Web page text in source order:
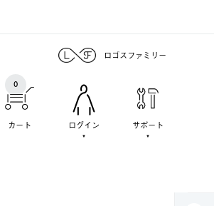
ロゴスファミリー
カート
0
ログイン サポート